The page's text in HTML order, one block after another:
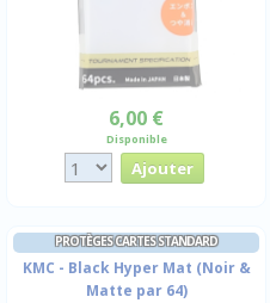
6,00 €
Disponible
PROTÈGES CARTES STANDARD
KMC - Black Hyper Mat (Noir &
Matte par 64)